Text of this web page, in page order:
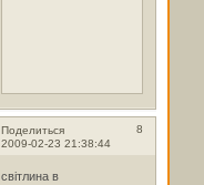
Поделиться
8
2009-02-23 21:38:44
світлина в